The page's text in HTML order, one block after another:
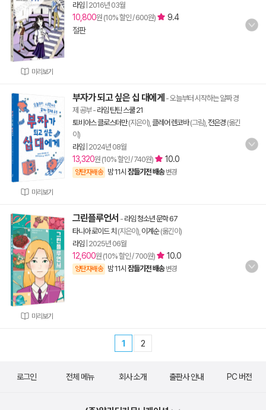
미리보기
라임 2016년 03월
10,800원 (10% 할인 / 600원)
9.4
절판
미리보기
부자가 되고 싶은 십 대에게 - 오늘부터 시작하는 알짜 경
제 공부- 라임 틴틴 스쿨 21
토비아스 클로스터만(지은이), 클레어 렌코바(그림), 전은경 (옮긴
이)
라임 2024년 08월
13,320원 (10% 할인 / 740원) 10.0
양탄자배송 밤 11시 잠들기전 배송 변경
미리보기
그린플루언서 - 라임 청소년 문학 67
타니아 로이드 치 (지은이), 이계순(옮긴이)
라임 2025년 06월
12,600원 (10% 할인 / 700원) 10.0
양탄자배송 밤 11시 잠들기전 배송 변경
1 2
로그인 전체 메뉴 회사 소개 출판사 안내 PC 버전